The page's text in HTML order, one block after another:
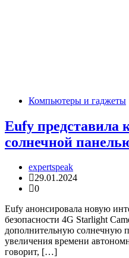
Компьютеры и гаджеты
Eufy представила
солнечной
expertspeak
29.01.2024
0
Eufy анонсировала новую
безопасности 4G Starlight
дополнительную солнечную
увеличения времени
говорит, […]